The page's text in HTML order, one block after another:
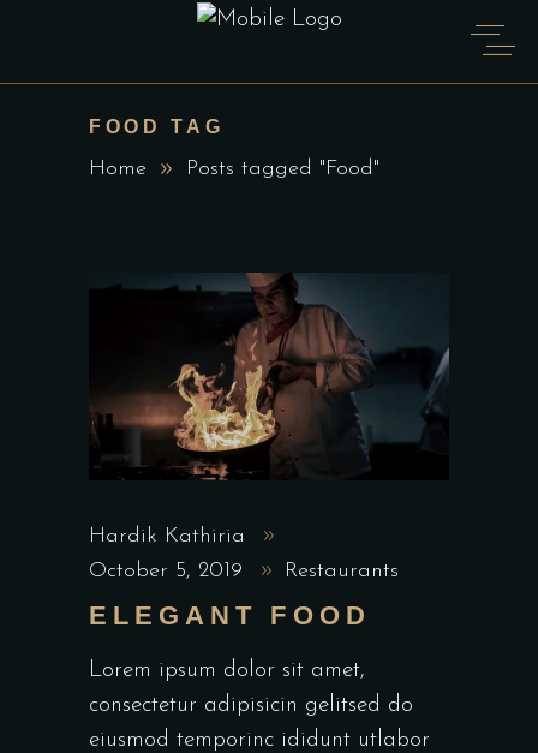
FOOD TAG
Home Posts tagged "Food"
Hardik Kathiria
October 5, 2019
Restaurants
ELEGANT FOOD
Lorem ipsum dolor sit amet,
consectetur adipisicin gelitsed do
eiusmod temporinc ididunt utlabor